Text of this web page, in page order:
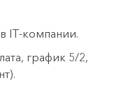
IT-компании.
график 5/2,